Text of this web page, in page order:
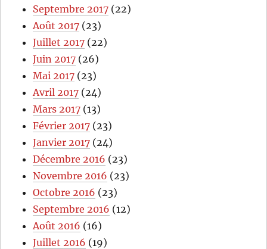
Septembre 2017 (22)
Août 2017 (23)
Juillet 2017 (22)
Juin 2017 (26)
Mai 2017 (23)
Avril 2017 (24)
Mars 2017 (13)
Février 2017 (23)
Janvier 2017 (24)
Décembre 2016 (23)
Novembre 2016 (23)
Octobre 2016 (23)
Septembre 2016 (12)
Août 2016 (16)
Juillet 2016 (19)